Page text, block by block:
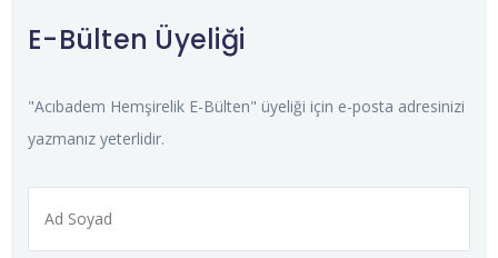
E-Bülten Üyeliği
"Acıbadem Hemşirelik E-Bülten" üyeliği için e-posta adresinizi
yazmanız yeterlidir.